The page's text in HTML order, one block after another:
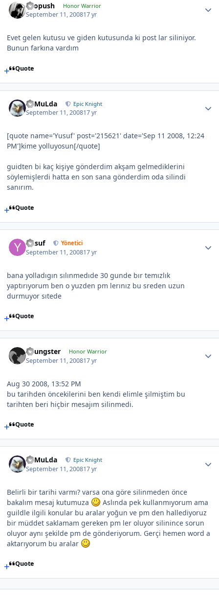
chopush Honor Warrior
September 11, 200817 yr
Evet gelen kutusu ve giden kutusunda ki post lar siliniyor.
Bunun farkına vardım
Quote
RaMuLda Epic Knight
September 11, 200817 yr
[quote name='Yusuf' post='215621' date='Sep 11 2008, 12:24
PM']kime yolluyosun[/quote]
guidten bi kaç kişiye gönderdim akşam gelmediklerini
söylemişlerdi hatta en son sana gönderdim oda silindi
sanırım.
Quote
Yusuf Yönetici
September 11, 200817 yr
bana yolladıgın sılınmedıde 30 gunde bır temızlık
yaptırıyorum ben o yuzden pm lerınız bu sreden uzun
durmuyor sıtede
Quote
Youngster Honor Warrior
September 11, 200817 yr
Aug 30 2008, 13:52 PM
bu tarihden öncekilerini ben kendi elimle şilmiştim bu
tarihten beri hiçbir mesajım silinmedi.
Quote
RaMuLda Epic Knight
September 11, 200817 yr
Belirli bir tarihi varmı? varsa ona göre silinmeden önce
bakalım mesaj kutumuza
Aslında pek kullanmıyorum ama
guildle ilgili konular bu aralar yoğun ve pm den hallediyoruz
bir müddet saklamam gereken pm ler oluyor silinince sorun
oluyor aynı şekilde pm de gönderiyorum. Gerçi hemen word a
aktarıyorum bu aralar
Quote